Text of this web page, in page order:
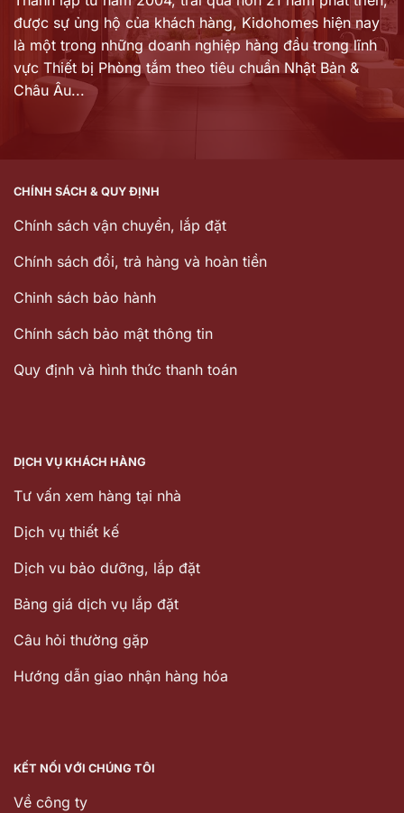
được sự ủng hộ của khách hàng, Kidohomes hiện nay
là một trong những doanh nghiệp hàng đầu trong lĩnh
vực Thiết bị Phòng tắm theo tiêu chuẩn Nhật Bản &
Châu Âu...
CHÍNH SÁCH & QUY ĐỊNH
Chính sách vận chuyển, lắp đặt
Chính sách đổi, trả hàng và hoàn tiền
Chinh sách bảo hành
Chính sách bảo mật thông tin
Quy định và hình thức thanh toán
DỊCH VỤ KHÁCH HÀNG
Tư vấn xem hàng tại nhà
Dịch vụ thiết kế
Dịch vu bảo dưỡng, lắp đặt
Bảng giá dịch vụ lắp đặt
Câu hỏi thường gặp
Hướng dẫn giao nhận hàng hóa
KẾT NỐI VỚI CHÚNG TÔI
Về công ty